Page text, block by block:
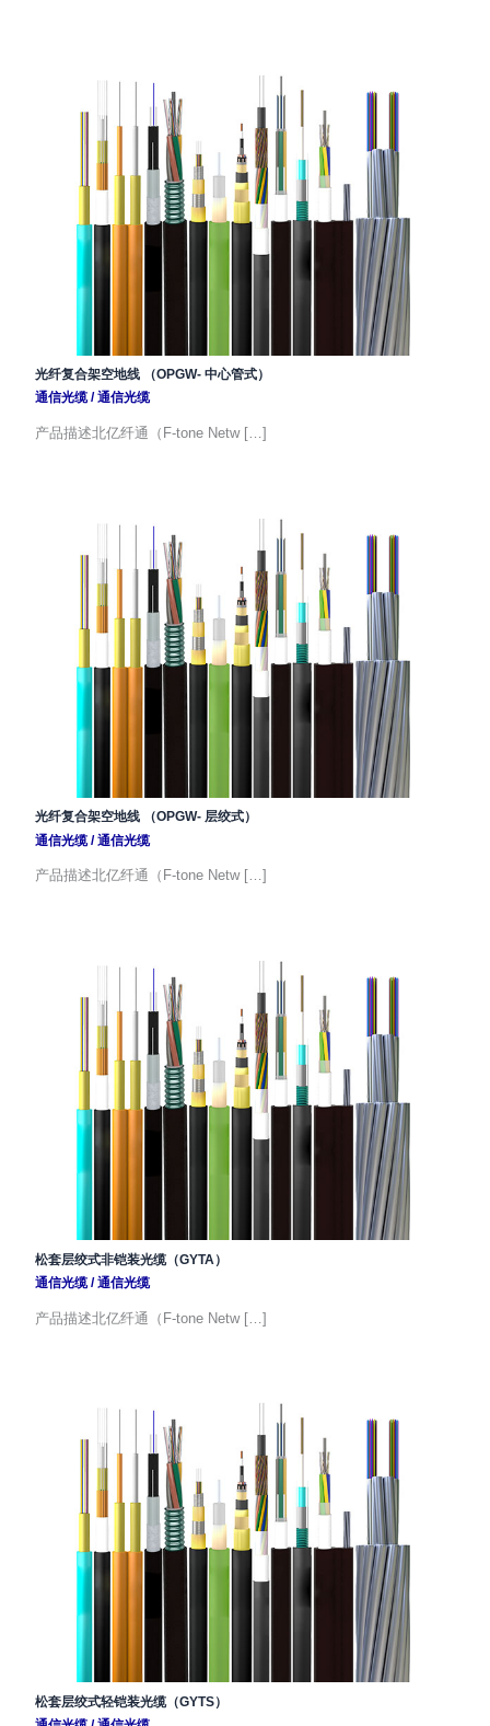
光纤复合架空地线 （OPGW- 中心管式）
通信光缆/通信光缆
产品描述北亿纤通（F-tone Netw […]
光纤复合架空地线 （OPGW- 层绞式）
通信光缆/通信光缆
产品描述北亿纤通（F-tone Netw […]
松套层绞式非铠装光缆（GYTA）
通信光缆/通信光缆
产品描述北亿纤通（F-tone Netw […]
松套层绞式轻铠装光缆（GYTS）